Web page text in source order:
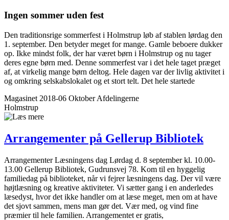
Ingen sommer uden fest
Den traditionsrige sommerfest i Holmstrup løb af stablen lørdag den
1. september. Den betyder meget for mange. Gamle beboere dukker
op. Ikke mindst folk, der har været børn i Holmstrup og nu tager
deres egne børn med. Denne sommerfest var i det hele taget præget
af, at virkelig mange børn deltog. Hele dagen var der livlig aktivitet i
og omkring selskabslokalet og et stort telt. Det hele startede
Magasinet 2018-06 Oktober Afdelingerne
Holmstrup
Arrangementer på Gellerup Bibliotek
Arrangementer Læsningens dag Lørdag d. 8 september kl. 10.00-
13.00 Gellerup Bibliotek, Gudrunsvej 78. Kom til en hyggelig
familiedag på biblioteket, når vi fejrer læsningens dag. Der vil være
højtlæsning og kreative aktiviteter. Vi sætter gang i en anderledes
læsedyst, hvor det ikke handler om at læse meget, men om at have
det sjovt sammen, mens man gør det. Vær med, og vind fine
præmier til hele familien. Arrangementet er gratis,